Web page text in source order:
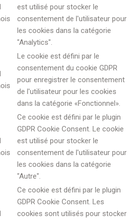
est utilisé pour stocker le
consentement de l'utilisateur pour
les cookies dans la catégorie
"Analytics".
Le cookie est défini par le
consentement du cookie GDPR
pour enregistrer le consentement
de l'utilisateur pour les cookies
dans la catégorie «Fonctionnel».
Ce cookie est défini par le plugin
GDPR Cookie Consent. Le cookie
est utilisé pour stocker le
consentement de l'utilisateur pour
les cookies dans la catégorie
"Autre".
Ce cookie est défini par le plugin
GDPR Cookie Consent. Les
cookies sont utilisés pour stocker